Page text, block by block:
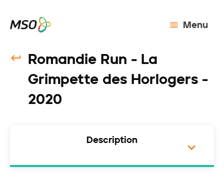
Menu
Romandie Run - La
Grimpette des Horlogers -
2020
Description